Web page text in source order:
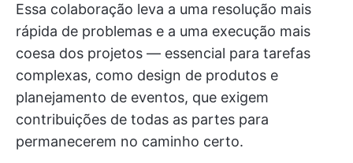
Essa colaboração leva a uma resolução mais
rápida de problemas e a uma execução mais
coesa dos projetos — essencial para tarefas
complexas, como design de produtos e
planejamento de eventos, que exigem
contribuições de todas as partes para
permanecerem no caminho certo.